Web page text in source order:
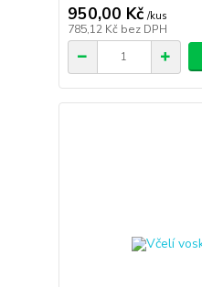
950,00 Kč /kus
785,12 Kč bez DPH